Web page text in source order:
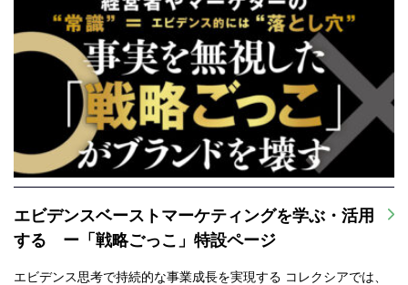
エビデンスベーストマーケティングを学ぶ・活用
する ー「戦略ごっこ」特設ページ
エビデンス思考で持続的な事業成長を実現する コレクシアでは、